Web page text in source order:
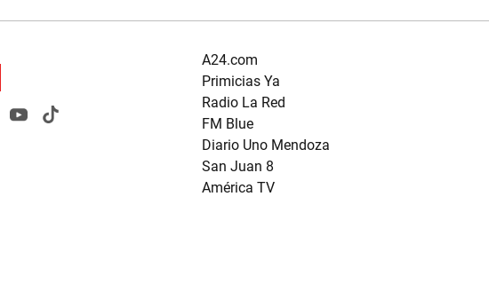
A24.com
Primicias Ya
Radio La Red
FM Blue
Diario Uno Mendoza
San Juan 8
América TV